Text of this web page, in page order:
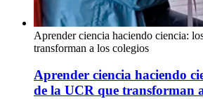
Aprender ciencia haciendo ciencia:
transforman a los colegios
Aprender ciencia haciendo
de la UCR que transforman